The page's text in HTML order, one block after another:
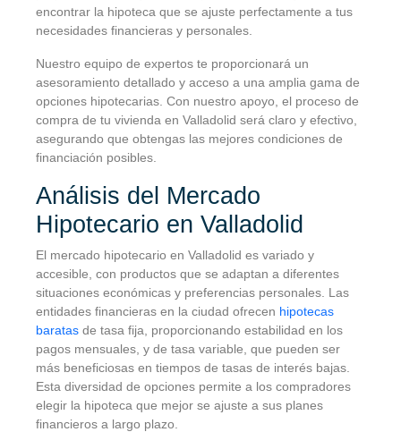
encontrar la hipoteca que se ajuste perfectamente a tus
necesidades financieras y personales.
Nuestro equipo de expertos te proporcionará un
asesoramiento detallado y acceso a una amplia gama de
opciones hipotecarias. Con nuestro apoyo, el proceso de
compra de tu vivienda en Valladolid será claro y efectivo,
asegurando que obtengas las mejores condiciones de
financiación posibles.
Análisis del Mercado
Hipotecario en Valladolid
El mercado hipotecario en Valladolid es variado y
accesible, con productos que se adaptan a diferentes
situaciones económicas y preferencias personales. Las
entidades financieras en la ciudad ofrecen hipotecas
baratas de tasa fija, proporcionando estabilidad en los
pagos mensuales, y de tasa variable, que pueden ser
más beneficiosas en tiempos de tasas de interés bajas.
Esta diversidad de opciones permite a los compradores
elegir la hipoteca que mejor se ajuste a sus planes
financieros a largo plazo.